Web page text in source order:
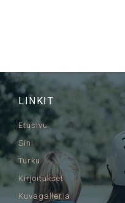
LINKIT
Etusivu
Sini
Turku
Kirjoitukset
Kuvagalleria